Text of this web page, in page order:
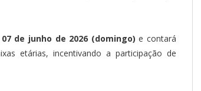
de junho de 2026 (domingo) e contará
etárias, incentivando a participação de